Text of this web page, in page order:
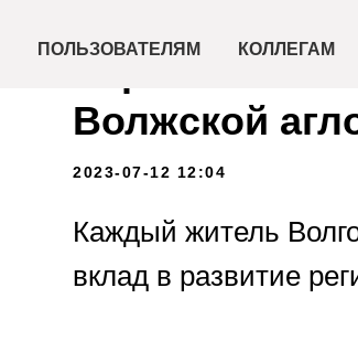
ПОЛЬЗОВАТЕЛЯМ КОЛЛЕГАМ
Волжской
2023-07-12 12:04
Каждый житель
вклад в развитие